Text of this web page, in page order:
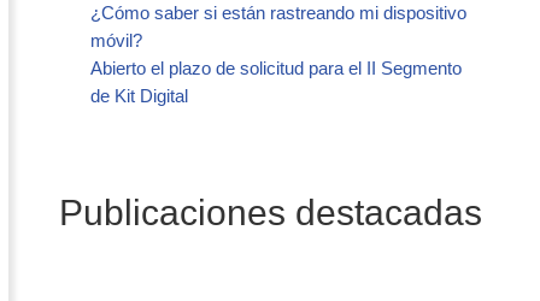
¿Cómo saber si están rastreando mi dispositivo
móvil?
Abierto el plazo de solicitud para el II Segmento
de Kit Digital
Publicaciones destacadas